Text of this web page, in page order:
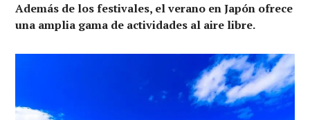
Además de los festivales, el verano en Japón ofrece
una amplia gama de actividades al aire libre.